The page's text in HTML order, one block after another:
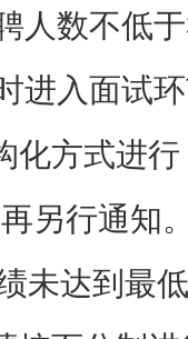
人数不低
进入面试
方式进行
另行通知
未达到最